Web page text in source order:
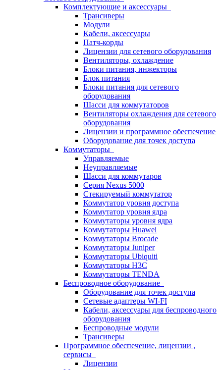
Комплектующие и аксессуары
Трансиверы
Модули
Кабели, аксессуары
Патч-корды
Лицензии для сетевого оборудования
Вентиляторы, охлаждение
Блоки питания, инжекторы
Блок питания
Блоки питания для сетевого
оборудования
Шасси для коммутаторов
Вентиляторы охлаждения для сетевого
оборудования
Лицензии и программное обеспечение
Оборудование для точек доступа
Коммутаторы
Управляемые
Неуправляемые
Шасси для коммутаров
Серия Nexus 5000
Стекируемый коммутатор
Коммутатор уровня доступа
Коммутатор уровня ядра
Коммутаторы уровня ядра
Коммутаторы Huawei
Коммутаторы Brocade
Коммутаторы Juniper
Коммутаторы Ubiquiti
Коммутаторы H3C
Коммутаторы TENDA
Беспроводное оборудование
Оборудование для точек доступа
Сетевые адаптеры WI-FI
Кабели, аксессуары для беспроводного
оборудования
Беспроводные модули
Трансиверы
Программное обеспечение, лицензии ,
сервисы
Лицензии